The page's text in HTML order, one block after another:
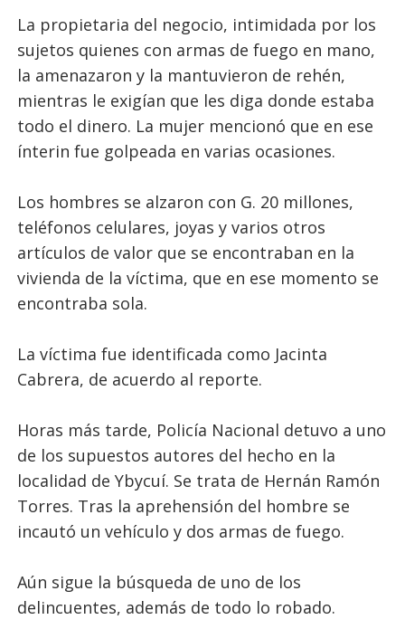
La propietaria del negocio, intimidada por los
sujetos quienes con armas de fuego en mano,
la amenazaron y la mantuvieron de rehén,
mientras le exigían que les diga donde estaba
todo el dinero. La mujer mencionó que en ese
ínterin fue golpeada en varias ocasiones.
Los hombres se alzaron con G. 20 millones,
teléfonos celulares, joyas y varios otros
artículos de valor que se encontraban en la
vivienda de la víctima, que en ese momento se
encontraba sola.
La víctima fue identificada como Jacinta
Cabrera, de acuerdo al reporte.
Horas más tarde, Policía Nacional detuvo a uno
de los supuestos autores del hecho en la
localidad de Ybycuí. Se trata de Hernán Ramón
Torres. Tras la aprehensión del hombre se
incautó un vehículo y dos armas de fuego.
Aún sigue la búsqueda de uno de los
delincuentes, además de todo lo robado.